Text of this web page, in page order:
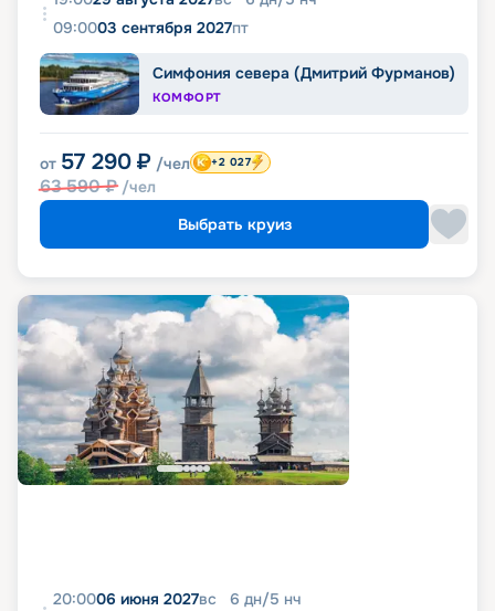
09:0003 сентября 2027пт
Симфония севера (Дмитрий Фурманов)
КОМФОРТ
от 57 290 ₽ /чел
63 590₽ /чел
+2 027
Выбрать круиз
20:0006 июня 2027вс 6 дн/5 нч